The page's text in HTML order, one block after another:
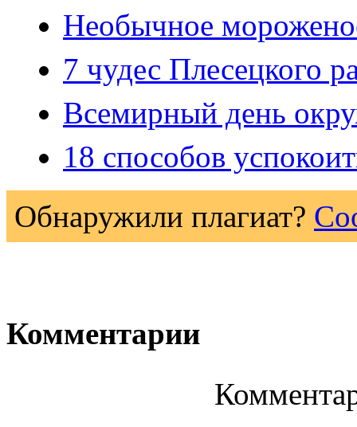
Необычное
7 чудес Плесецкого
Всемирный день
18 способов
Обнаружили плагиат?
Комментарии